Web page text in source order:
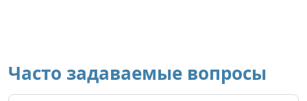
Часто задаваемые вопросы